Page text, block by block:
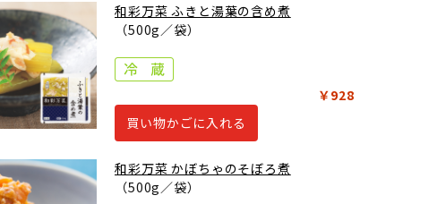
和彩万菜 ふきと湯葉の含め煮
（500g／袋）
￥928
買い物かごに入れる
和彩万菜 かぼちゃのそぼろ煮
（500g／袋）